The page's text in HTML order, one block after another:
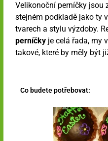
Velikonoční perníčky jsou
stejném podkladě jako ty
tvarech a stylu výzdoby.
perníčky je celá řada, my
takové, které by měly být
Co budete potřebovat: